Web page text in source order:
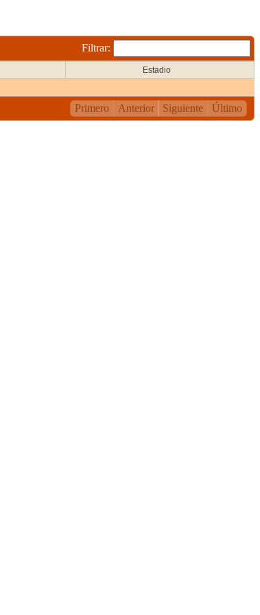
Filtrar:
Estadio
Primero Anterior Siguiente Último